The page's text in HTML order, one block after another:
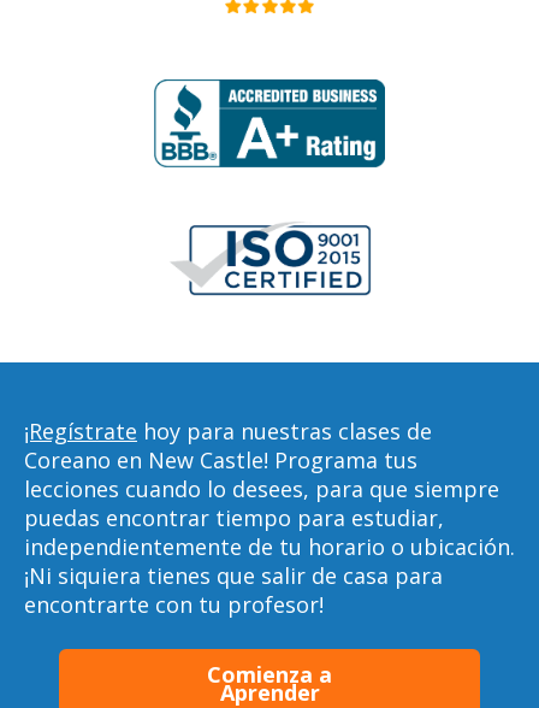
¡Regístrate hoy para nuestras clases de
Coreano en New Castle! Programa tus
lecciones cuando lo desees, para que siempre
puedas encontrar tiempo para estudiar,
independientemente de tu horario o ubicación.
¡Ni siquiera tienes que salir de casa para
encontrarte con tu profesor!
Comienza a
Aprender